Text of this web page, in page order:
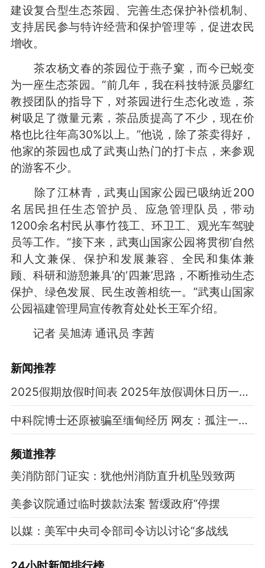
建设复合型生态茶园、完善生态保护补偿机制、
支持居民参与特许经营和保护管理等，促进农民
增收。
茶农杨文春的茶园位于燕子窠，而今已蜕变
为一座生态茶园。“前几年，我在科技特派员廖红
教授团队的指导下，对茶园进行生态化改造，茶
树吸足了微量元素，茶品质提高了不少，现在价
格也比往年高30%以上。”他说，除了茶卖得好，
他家的茶园也成了武夷山热门的打卡点，来参观
的游客不少。
除了江林青，武夷山国家公园已吸纳近200
名居民担任生态管护员、应急管理队员，带动
1200余名村民从事竹筏工、环卫工、观光车驾驶
员等工作。“接下来，武夷山国家公园将贯彻‘自然
和人文兼保、保护和发展兼容、全民和集体兼
顾、科研和游憩兼具’的‘四兼’思路，不断推动生态
保护、绿色发展、民生改善相统一。”武夷山国家
公园福建管理局宣传教育处处长王军介绍。
记者 吴旭涛 通讯员 李茜
新闻推荐
2025假期放假时间表 2025年放假调休日历一览表
中科院博士还原被骗至缅甸经历 网友：孤注一掷现实版
频道推荐
美消防部门证实：犹他州消防直升机坠毁致两
美参议院通过临时拨款法案 暂缓政府“停摆
以媒：美军中央司令部司令访以讨论“多战线